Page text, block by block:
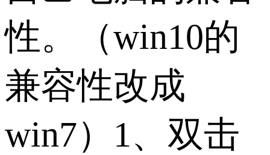
性。（win10的
兼容性改成
win7）1、双击